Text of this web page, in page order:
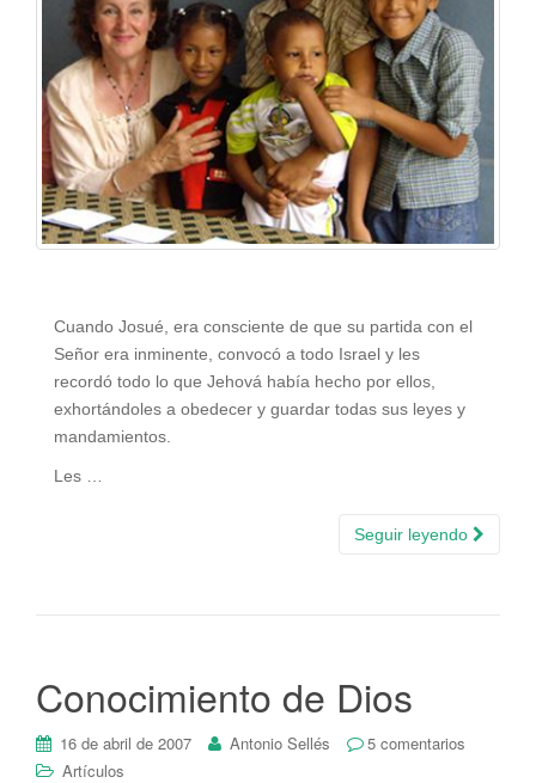
Cuando Josué, era consciente de que su partida con el
Señor era inminente, convocó a todo Israel y les
recordó todo lo que Jehová había hecho por ellos,
exhortándoles a obedecer y guardar todas sus leyes y
mandamientos.
Les …
Seguir leyendo
Conocimiento de Dios
16 de abril de 2007 Antonio Sellés
5 comentarios
Artículos